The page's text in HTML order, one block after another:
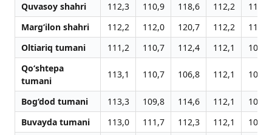
Quvasoy shahri
112,3 110,9 118,6 112,2
110,0
Marg‘ilon shahri
112,2 112,0 120,7 112,2
111,0
Oltiariq tumani
111,2 110,7 112,4 112,1
108,0
Qo‘shtepa
tumani
113,1 110,7 106,8 112,1 107,0
Bog‘dod tumani 113,3 109,8 114,6 112,1
109,0
Buvayda tumani
113,0 111,7 112,3 112,1
107,1